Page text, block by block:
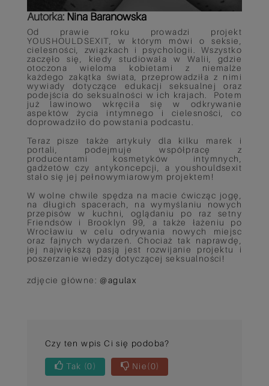
Autorka: Nina Baranowska
Od prawie roku prowadzi projekt
YOUSHOULDSEXIT, w którym mówi o seksie,
cielesności, związkach i psychologii. Wszystko
zaczęło się, kiedy studiowała w Walii, gdzie
otoczona wieloma kobietami z niemalże
każdego zakątka świata, przeprowadziła z nimi
wywiady dotyczące edukacji seksualnej oraz
podejścia do seksualności w ich krajach. Potem
już lawinowo wkręciła się w odkrywanie
aspektów życia intymnego i cielesności, co
doprowadziło do powstania podcastu.
Teraz pisze także artykuły dla kilku marek i
portali, podejmuje współpracę z
producentami kosmetyków intymnych,
gadżetów czy antykoncepcji, a youshouldsexit
stało się jej pełnowymiarowym projektem!
W wolne chwile spędza na macie ćwicząc jogę,
na długich spacerach, na wymyślaniu nowych
przepisów w kuchni, oglądaniu po raz setny
Friendsów i Brooklyn 99, a także łażeniu po
Wrocławiu w celu odrywania nowych miejsc
oraz fajnych wydarzeń. Chociaż tak naprawdę,
jej największą pasją jest rozwijanie projektu i
poszerzanie wiedzy dotyczącej seksualności!
zdjęcie główne: @agulax
Czy ten wpis Ci się podoba?
Tak (0) Nie(0)